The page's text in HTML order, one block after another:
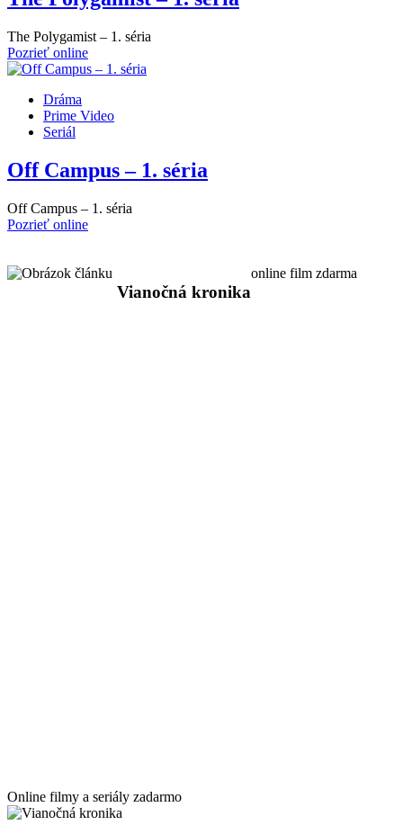
The Polygamist – 1. séria
Pozrieť online
Dráma
Prime Video
Seriál
Off Campus – 1. séria
Off Campus – 1. séria
Pozrieť online
Vianočná kronika
online film zdarma
Online filmy a seriály zadarmo